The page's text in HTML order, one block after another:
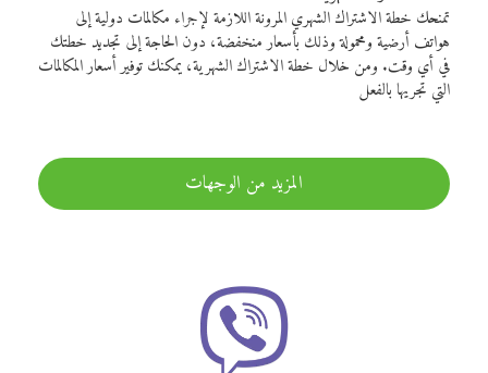
تمنحك خطة الاشتراك الشهري المرونة اللازمة لإجراء مكالمات دولية إلى
هواتف أرضية ومحمولة وذلك بأسعار منخفضة، دون الحاجة إلى تجديد خطتك
في أي وقت. ومن خلال خطة الاشتراك الشهرية، يمكنك توفير أسعار المكالمات
التي تجريها بالفعل
المزيد من الوجهات